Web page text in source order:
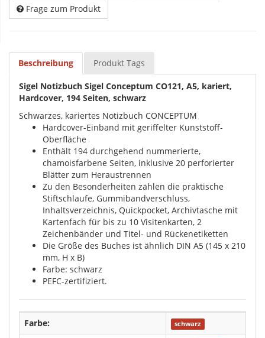
Frage zum Produkt
Beschreibung Produkt Tags
Sigel Notizbuch Sigel Conceptum CO121, A5, kariert,
Hardcover, 194 Seiten, schwarz
Schwarzes, kariertes Notizbuch CONCEPTUM
Hardcover-Einband mit geriffelter Kunststoff-
Oberfläche
Enthält 194 durchgehend nummerierte,
chamoisfarbene Seiten, inklusive 20 perforierter
Blätter zum Heraustrennen
Zu den Besonderheiten zählen die praktische
Stiftschlaufe, Gummibandverschluss,
Inhaltsverzeichnis, Quickpocket, Archivtasche mit
Kartenfach für bis zu 10 Visitenkarten, 2
Zeichenbänder und Titel- und Rückenetiketten
Die Größe des Buches ist ähnlich DIN A5 (145 x 210
mm, H x B)
Farbe: schwarz
PEFC-zertifiziert.
Farbe: schwarz